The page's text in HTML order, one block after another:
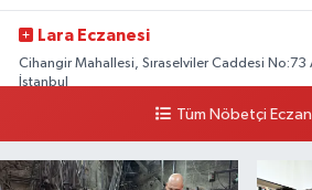
Lara Eczanesi
Cihangir Mahallesi, Sıraselviler Caddesi No:73
İstanbul
Yol Tarifi Al
Tüm Nöbetçi